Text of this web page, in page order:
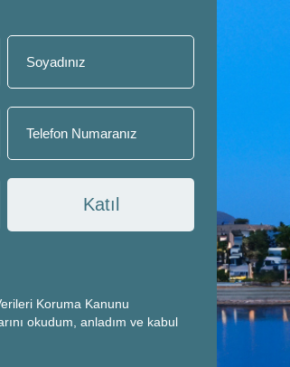
Katıl
Koruma Kanunu
okudum, anladım ve kabul